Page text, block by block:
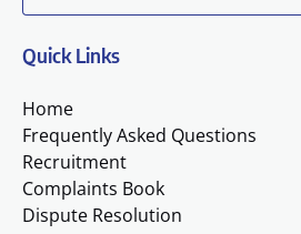
Quick Links
Home
Frequently Asked Questions
Recruitment
Complaints Book
Dispute Resolution